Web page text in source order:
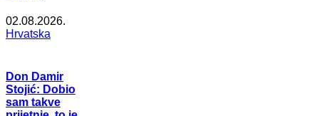
02.08.2026.
Hrvatska
Don Damir
Stojić: Dobio
sam takve